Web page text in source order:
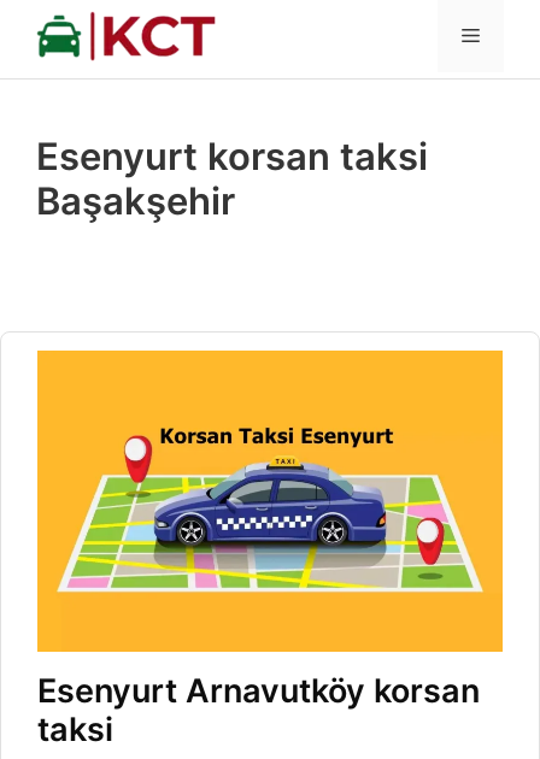
İçeriğe
MENÜ
Esenyurt korsan taksi
Başakşehir
Esenyurt Arnavutköy korsan
taksi